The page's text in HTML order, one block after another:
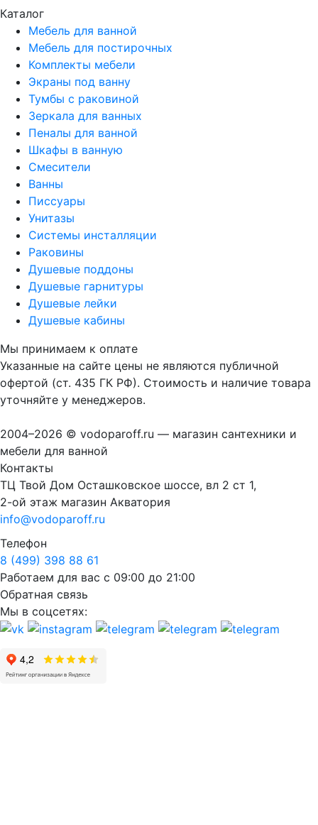
Каталог
Мебель для ванной
Мебель для постирочных
Комплекты мебели
Экраны под ванну
Тумбы с раковиной
Зеркала для ванных
Пеналы для ванной
Шкафы в ванную
Смесители
Ванны
Писсуары
Унитазы
Системы инсталляции
Раковины
Душевые поддоны
Душевые гарнитуры
Душевые лейки
Душевые кабины
Мы принимаем к оплате
Указанные на сайте цены не являются публичной
офертой (ст. 435 ГК РФ). Стоимость и наличие товара
уточняйте у менеджеров.
2004–2026 © vodoparoff.ru — магазин сантехники и
мебели для ванной
Контакты
ТЦ Твой Дом Осташковское шоссе, вл 2 ст 1,
2-ой этаж магазин Акватория
info@vodoparoff.ru
Телефон
8 (499) 398 88 61
Работаем для вас с 09:00 до 21:00
Обратная связь
Мы в соцсетях: